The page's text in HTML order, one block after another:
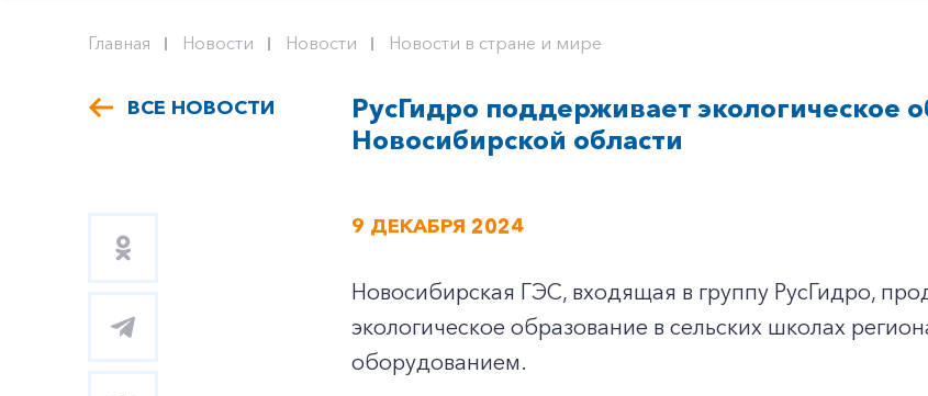
Заказать обратный звонок
Главная Новости Новости Новости в стране и мире
ВСЕ НОВОСТИ
РусГидро поддерживает экологическое
Новосибирской области
9 ДЕКАБРЯ 2024
Новосибирская ГЭС, входящая в группу РусГидро,
экологическое образование в сельских школах
оборудованием.